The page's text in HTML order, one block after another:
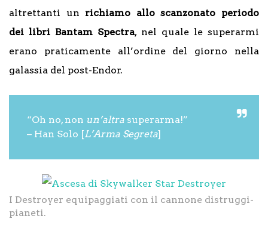
altrettanti un richiamo allo scanzonato periodo
dei libri Bantam Spectra, nel quale le superarmi
erano praticamente all’ordine del giorno nella
galassia del post-Endor.
“Oh no, non un’altra superarma!”
– Han Solo [L’Arma Segreta]
I Destroyer equipaggiati con il cannone distruggi-
pianeti.